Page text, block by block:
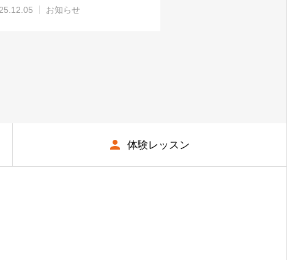
お知らせ
体験レッスン